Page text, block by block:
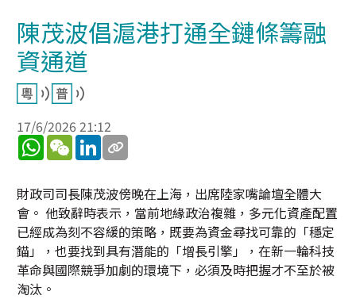
陳茂波倡滬港打通全鏈條籌融
資通道
17/6/2026 21:12
WhatsApp
WeChatLinkedIn
財政司司長陳茂波傍晚在上海，出席陸家嘴論壇全體大
會。 他致辭時表示，當前地緣政治複雜，多元化資產配置
已經成為刻不容緩的策略，既要為資金尋找可靠的「穩定
錨」，也要找到具有潛能的「增長引擎」，在新一輪科技
革命與國際競爭加劇的環境下，必須及時把握才不至於被
淘汰。